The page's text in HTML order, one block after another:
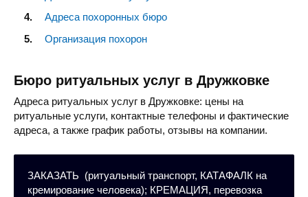
Адреса похоронных бюро
Организация похорон
Бюро ритуальных услуг в Дружковке
Адреса ритуальных услуг в Дружковке: цены на
ритуальные услуги, контактные телефоны и фактические
адреса, а также график работы, отзывы на компании.
ЗАКАЗАТЬ (ритуальный транспорт, КАТАФАЛК на
кремирование человека); КРЕМАЦИЯ, перевозка